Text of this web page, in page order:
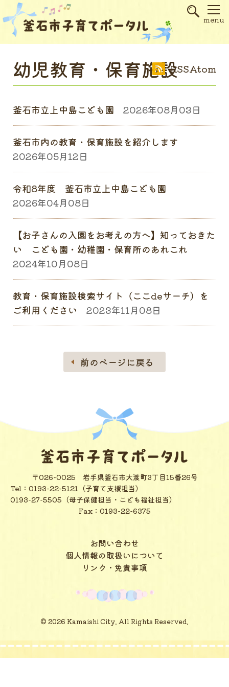
menu
幼児教育・保育施設RSSAtom
釜石市立上中島こども園 2026年08月03日
釜石市内の教育・保育施設を紹介します
2026年05月12日
令和8年度 釜石市立上中島こども園
2026年04月08日
【お子さんの入園をお考えの方へ】知っておきた
い こども園・幼稚園・保育所のあれこれ
2024年10月08日
教育・保育施設検索サイト（ここdeサーチ）を
ご利用ください
2023年11月08日
前のページに戻る
〒026-0025
岩手県釜石市大渡町3丁目15番26号
Tel： 0193-22-5121（子育て支援担当）
0193-27-5505（母子保健担当・こども福祉担当）
Fax：0193-22-6375
お問い合わせ
個人情報の取扱いについて
リンク・免責事項
© 2026 Kamaishi City. All Rights Reserved.